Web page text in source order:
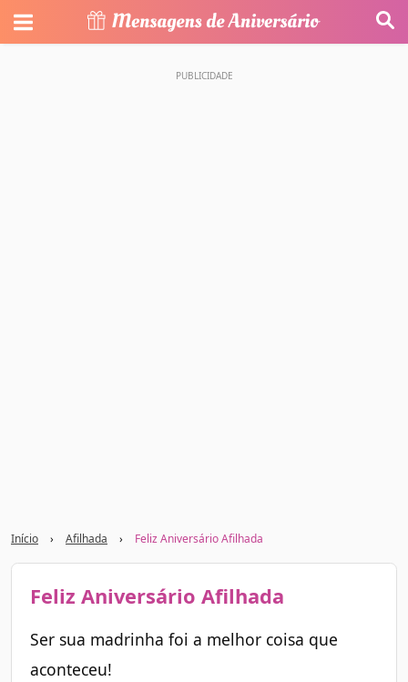
Início › Afilhada › Feliz Aniversário Afilhada
Feliz Aniversário Afilhada
Ser sua madrinha foi a melhor coisa que
aconteceu!